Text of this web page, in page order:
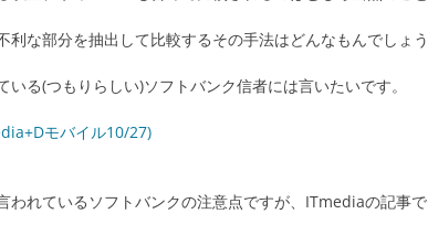
な部分を抽出して比較するその手法はどんなもんでしょう
る(つもりらしい)ソフトバンク信者には言いたいです。
モバイル10/27)
われているソフトバンクの注意点ですが、ITmediaの記事で